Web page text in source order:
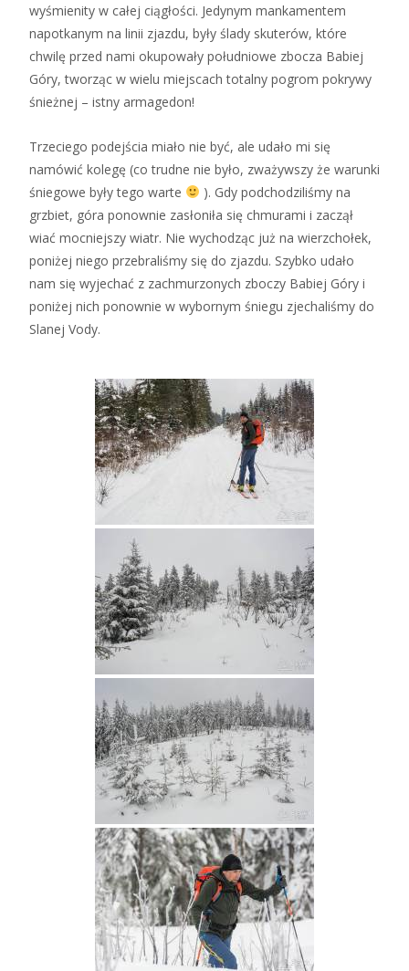
wyśmienity w całej ciągłości. Jedynym mankamentem
napotkanym na linii zjazdu, były ślady skuterów, które
chwilę przed nami okupowały południowe zbocza Babiej
Góry, tworząc w wielu miejscach totalny pogrom pokrywy
śnieżnej – istny armagedon!
Trzeciego podejścia miało nie być, ale udało mi się
namówić kolegę (co trudne nie było, zważywszy że warunki
śniegowe były tego warte
). Gdy podchodziliśmy na
grzbiet, góra ponownie zasłoniła się chmurami i zaczął
wiać mocniejszy wiatr. Nie wychodząc już na wierzchołek,
poniżej niego przebraliśmy się do zjazdu. Szybko udało
nam się wyjechać z zachmurzonych zboczy Babiej Góry i
poniżej nich ponownie w wybornym śniegu zjechaliśmy do
Slanej Vody.